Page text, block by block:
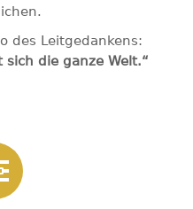
des Leitgedankens:
die ganze Welt.“